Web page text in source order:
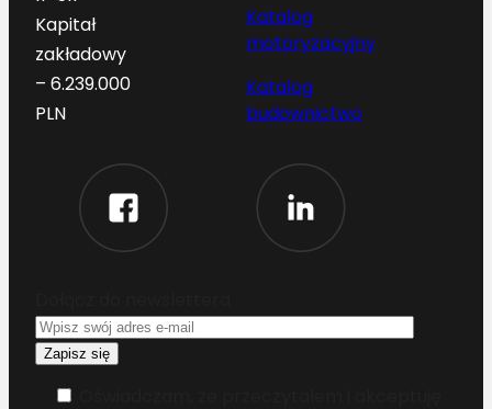
Kapitał
zakładowy
– 6.239.000
PLN
Katalog
motoryzacyjny
Katalog
budownictwo